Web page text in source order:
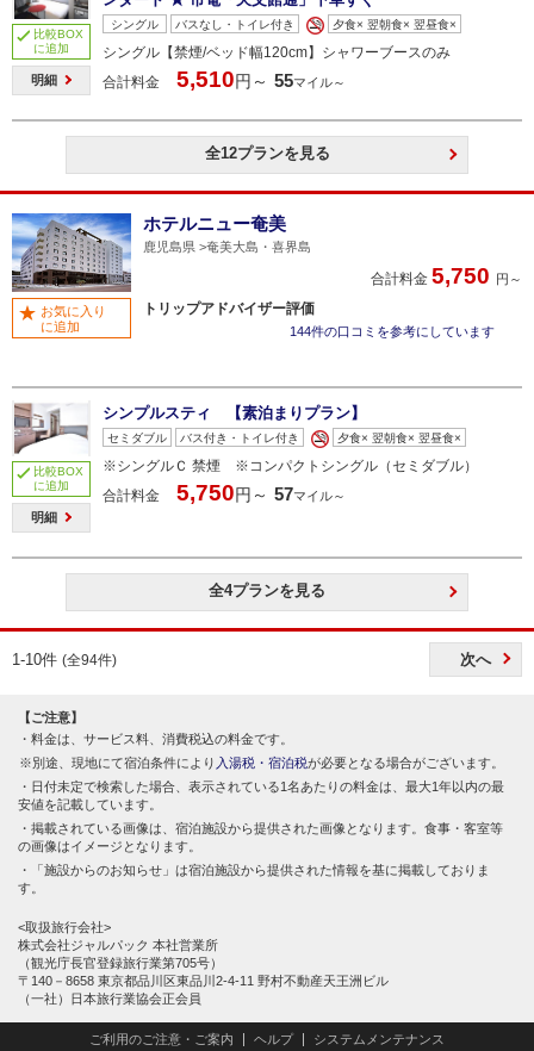
比較BOX
に追加
明細
シングル バスなし・トイレ付き 夕食× 翌朝食× 翌昼食×
シングル【禁煙/ベッド幅120cm】シャワーブースのみ
合計料金
5,510円～ 55マイル～
全12プランを見る
ホテルニュー奄美
鹿児島県 奄美大島・喜界島
合計料金 5,750 円～
トリップアドバイザー評価
144件の口コミを参考にしています
お気に入り
に追加
比較BOX
に追加
明細
シンプルスティ 【素泊まりプラン】
セミダブル バス付き・トイレ付き 夕食× 翌朝食× 翌昼食×
※シングルＣ 禁煙 ※コンパクトシングル（セミダブル）
合計料金
5,750円～ 57マイル～
全4プランを見る
1-10件 (全94件) 次へ
【ご注意】
料金は、サービス料、消費税込の料金です。
別途、現地にて宿泊条件により 入湯税・宿泊税が必要となる場合がございます。
日付未定で検索した場合、表示されている1名あたりの料金は、最大1年以内の最
安値を記載しています。
掲載されている画像は、宿泊施設から提供された画像となります。食事・客室等
の画像はイメージとなります。
「施設からのお知らせ」は宿泊施設から提供された情報を基に掲載しておりま
す。
<取扱旅行会社>
株式会社ジャルパック 本社営業所
（観光庁長官登録旅行業第705号）
〒140－8658 東京都品川区東品川2-4-11 野村不動産天王洲ビル
（一社）日本旅行業協会正会員
ご利用のご注意・ご案内 ヘルプ システムメンテナンス